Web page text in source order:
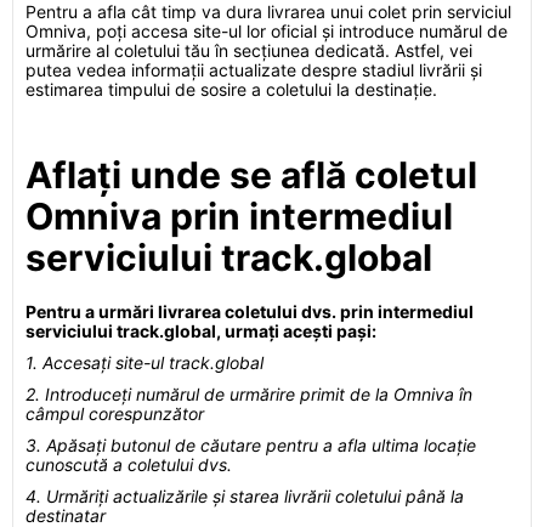
Pentru a afla cât timp va dura livrarea unui colet prin serviciul
Omniva, poți accesa site-ul lor oficial și introduce numărul de
urmărire al coletului tău în secțiunea dedicată. Astfel, vei
putea vedea informații actualizate despre stadiul livrării și
estimarea timpului de sosire a coletului la destinație.
Aflați unde se află coletul
Omniva prin intermediul
serviciului track.global
Pentru a urmări livrarea coletului dvs. prin intermediul
serviciului track.global, urmați acești pași:
1. Accesați site-ul track.global
2. Introduceți numărul de urmărire primit de la Omniva în
câmpul corespunzător
3. Apăsați butonul de căutare pentru a afla ultima locație
cunoscută a coletului dvs.
4. Urmăriți actualizările și starea livrării coletului până la
destinatar